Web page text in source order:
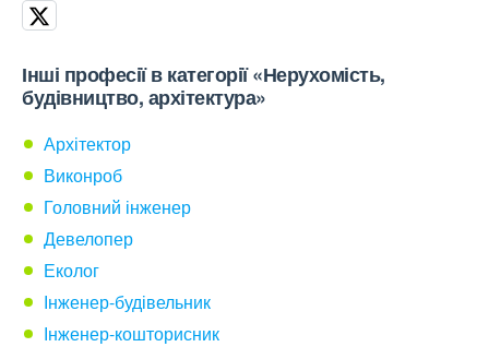
Інші професії в категорії «Нерухомість,
будівництво, архітектура»
Архітектор
Виконроб
Головний інженер
Девелопер
Еколог
Інженер-будівельник
Інженер-кошторисник